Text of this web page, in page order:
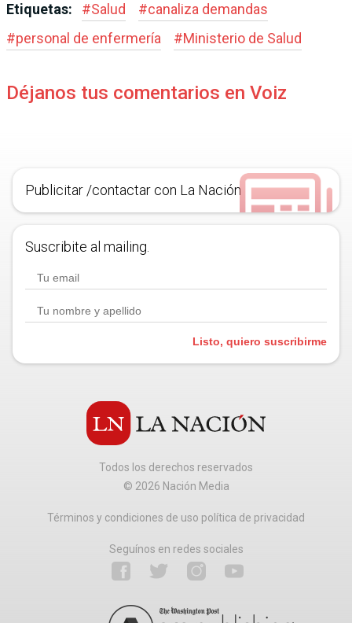
Etiquetas: #Salud #canaliza demandas
#personal de enfermería #Ministerio de Salud
Déjanos tus comentarios en Voiz
Publicitar /contactar con La Nación
Suscribite al mailing.
Listo, quiero suscribirme
Todos los derechos reservados
© 2026 Nación Media
Términos y condiciones de uso política de privacidad
Seguínos en redes sociales